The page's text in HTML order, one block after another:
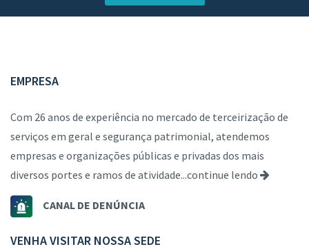
EMPRESA
Com 26 anos de experiência no mercado de terceirização de
serviços em geral e segurança patrimonial, atendemos
empresas e organizações públicas e privadas dos mais
diversos portes e ramos de atividade...continue lendo
CANAL DE DENÚNCIA
VENHA VISITAR NOSSA SEDE